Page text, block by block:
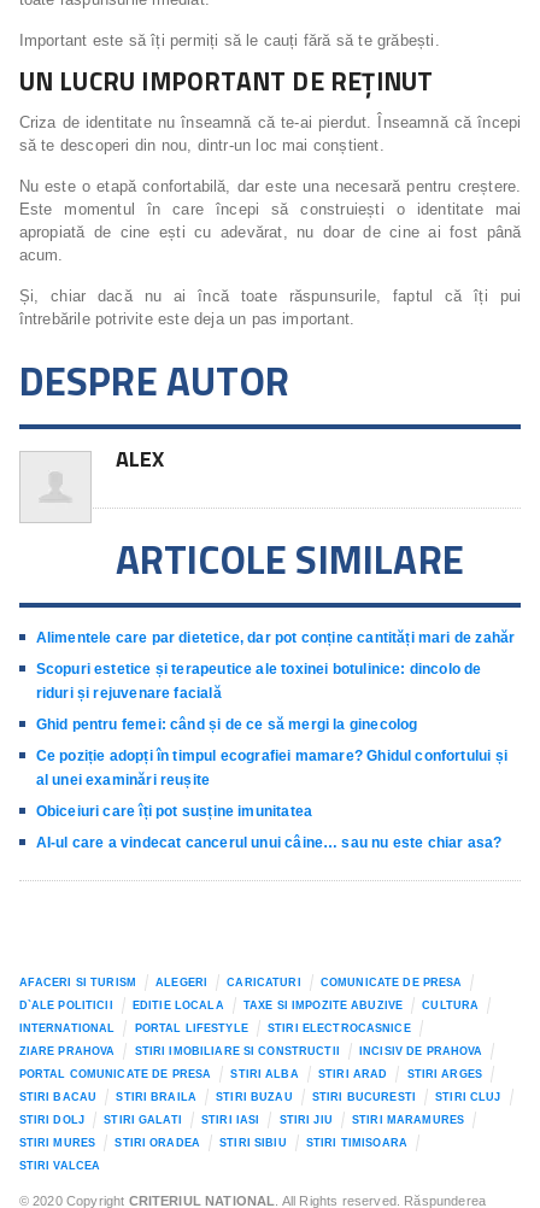
Important este să îți permiți să le cauți fără să te grăbești.
UN LUCRU IMPORTANT DE REȚINUT
Criza de identitate nu înseamnă că te-ai pierdut. Înseamnă că începi
să te descoperi din nou, dintr-un loc mai conștient.
Nu este o etapă confortabilă, dar este una necesară pentru creștere.
Este momentul în care începi să construiești o identitate mai
apropiată de cine ești cu adevărat, nu doar de cine ai fost până
acum.
Și, chiar dacă nu ai încă toate răspunsurile, faptul că îți pui
întrebările potrivite este deja un pas important.
DESPRE AUTOR
ALEX
ARTICOLE SIMILARE
Alimentele care par dietetice, dar pot conține cantități mari de zahăr
Scopuri estetice și terapeutice ale toxinei botulinice: dincolo de
riduri și rejuvenare facială
Ghid pentru femei: când și de ce să mergi la ginecolog
Ce poziție adopți în timpul ecografiei mamare? Ghidul confortului și
al unei examinări reușite
Obiceiuri care îți pot susține imunitatea
AI-ul care a vindecat cancerul unui câine… sau nu este chiar asa?
AFACERI SI TURISM ALEGERI CARICATURI
COMUNICATE DE PRESA
D`ALE POLITICII
EDITIE LOCALA TAXE SI IMPOZITE ABUZIVE
CULTURA
INTERNATIONAL
PORTAL LIFESTYLE
STIRI ELECTROCASNICE
ZIARE PRAHOVA
STIRI IMOBILIARE SI CONSTRUCTII
INCISIV DE PRAHOVA
PORTAL COMUNICATE DE PRESA
STIRI ALBA STIRI ARAD
STIRI ARGES
STIRI BACAU
STIRI BRAILA STIRI BUZAU STIRI BUCURESTI
STIRI CLUJ
STIRI DOLJ
STIRI GALATI STIRI IASI STIRI JIU
STIRI MARAMURES
STIRI MURES
STIRI ORADEA STIRI SIBIU
STIRI TIMISOARA
STIRI VALCEA
© 2020 Copyright CRITERIUL NATIONAL . All Rights reserved. Răspunderea